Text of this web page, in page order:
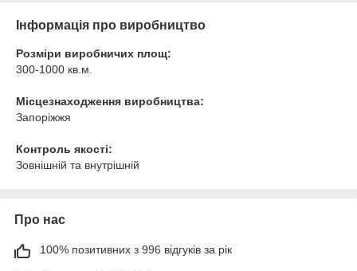
Інформація про виробництво
Розміри виробничих площ:
300-1000 кв.м.
Місцезнаходження виробництва:
Запоріжжя
Контроль якості:
Зовнішній та внутрішній
Про нас
100% позитивних з 996 відгуків за рік